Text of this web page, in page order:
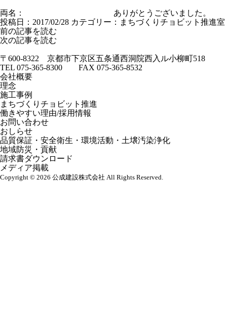
両名：
ありがとうございました。
投稿日：2017/02/28 カテゴリー： まちづくりチョビット推進室
前の記事を読む
次の記事を読む
〒600-8322 京都市下京区五条通西洞院西入ル小柳町518
TEL 075-365-8300 FAX 075-365-8532
会社概要
理念
施工事例
まちづくりチョビット推進
働きやすい理由/採用情報
お問い合わせ
おしらせ
品質保証・安全衛生・環境活動・土壌汚染浄化
地域防災・貢献
請求書ダウンロード
メディア掲載
Copyright © 2026 公成建設株式会社 All Rights Reserved.